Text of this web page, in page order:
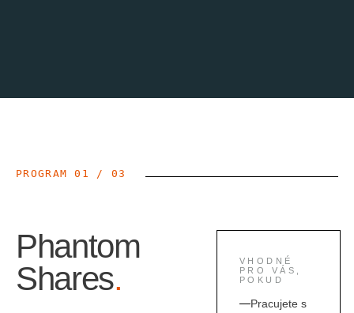
PROGRAM 01 / 03
Phantom
Shares.
VHODNÉ
PRO VÁS,
POKUD
Pracujete s